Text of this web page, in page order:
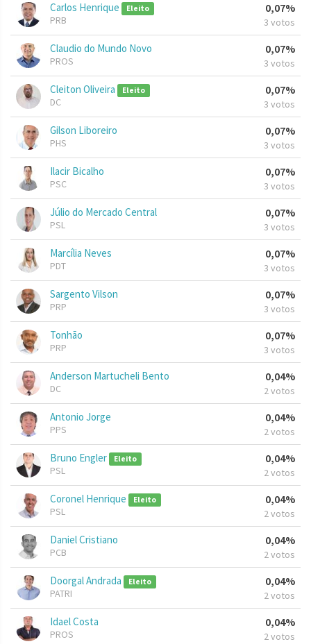
Carlos Henrique Eleito
PRB
0,07%
3 votos
Claudio do Mundo Novo
PROS
0,07%
3 votos
Cleiton Oliveira Eleito
DC
0,07%
3 votos
Gilson Liboreiro
PHS
0,07%
3 votos
Ilacir Bicalho
PSC
0,07%
3 votos
Júlio do Mercado Central
PSL
0,07%
3 votos
Marcília Neves
PDT
0,07%
3 votos
Sargento Vilson
PRP
0,07%
3 votos
Tonhão
PRP
0,07%
3 votos
Anderson Martucheli Bento
DC
0,04%
2 votos
Antonio Jorge
PPS
0,04%
2 votos
Bruno Engler Eleito
PSL
0,04%
2 votos
Coronel Henrique Eleito
PSL
0,04%
2 votos
Daniel Cristiano
PCB
0,04%
2 votos
Doorgal Andrada Eleito
PATRI
0,04%
2 votos
Idael Costa
PROS
0,04%
2 votos